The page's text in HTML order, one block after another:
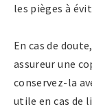
les pièges à
En cas de
assureur une
conservez-la
utile en cas de